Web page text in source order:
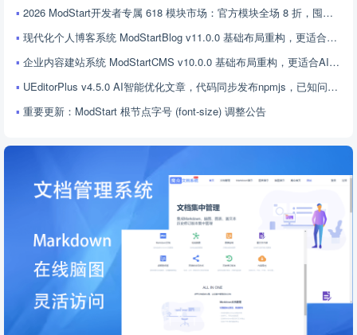
2026 ModStart开发者专属 618 模块市场：官方模块全场 8 折，囤模块省成本！
现代化个人博客系统 ModStartBlog v11.0.0 基础布局重构，更适合AI编程框架，富文本升级，稳定性提升
企业内容建站系统 ModStartCMS v10.0.0 基础布局重构，更适合AI编程框架，富文本升级，稳定性提升
UEditorPlus v4.5.0 AI智能优化文章，代码同步发布npmjs，已知问题修复
重要更新：ModStart 根节点字号 (font-size) 调整公告